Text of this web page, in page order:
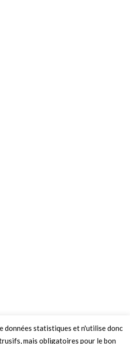
données statistiques et n'utilise donc
mais obligatoires pour le bon